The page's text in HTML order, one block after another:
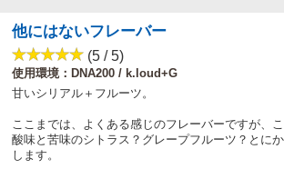
他にはないフレーバー
(5 / 5)
使用環境：DNA200 / k.loud+G
甘いシリアル＋フルーツ。
ここまでは、よくある感じのフレーバーですが、
酸味と苦味のシトラス？グレープフルーツ？とに
します。